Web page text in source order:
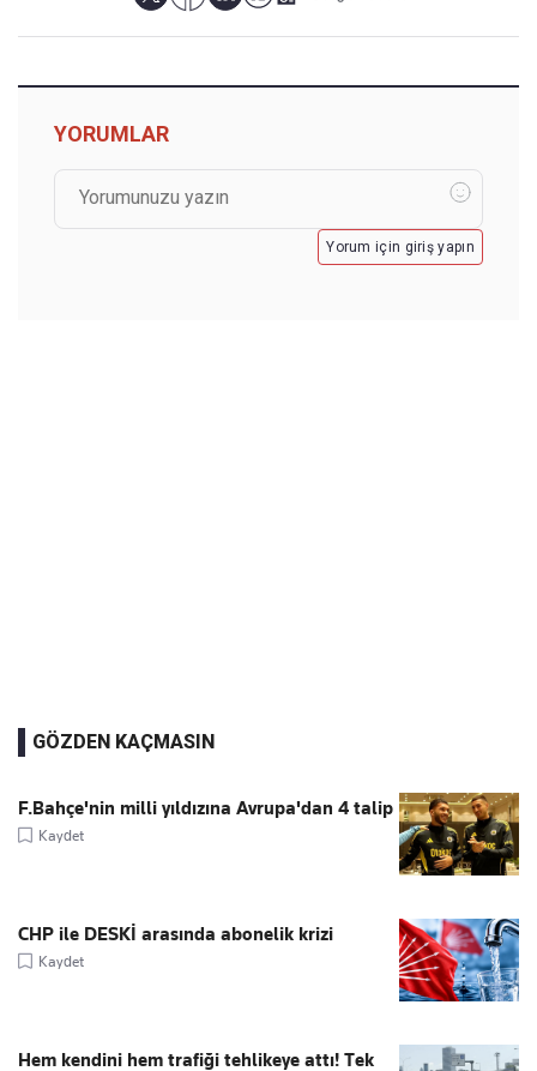
YORUMLAR
Yorum için giriş yapın
GÖZDEN KAÇMASIN
F.Bahçe'nin milli yıldızına Avrupa'dan 4 talip
Kaydet
CHP ile DESKİ arasında abonelik krizi
Kaydet
Hem kendini hem trafiği tehlikeye attı! Tek